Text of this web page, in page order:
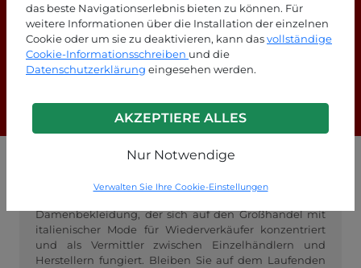
das beste Navigationserlebnis bieten zu können. Für
weitere Informationen über die Installation der einzelnen
Cookie oder um sie zu deaktivieren, kann dasvollständige
Cookie-Informationsschreiben und die
Datenschutzerklärung eingesehen werden.
AKZEPTIERE ALLES
Nur Notwendige
Verwalten Sie Ihre Cookie-Einstellungen
Suchen Sie nach Antworten?
Schauen Sie sich unsere FAQ-Seite an!
F.A.Q.
Damenbekleidung, der sich auf den Großhandel mit
italienischer Mode für Wiederverkäufer konzentriert
und als Vermittler zwischen Einzelhändlern und
Herstellern fungiert. Bleiben Sie auf dem Laufenden